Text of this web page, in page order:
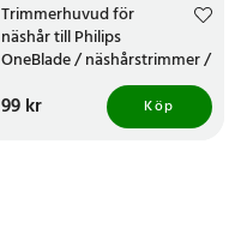
Trimmerhuvud för
näshår till Philips
OneBlade / näshårstrimmer /
nästrimmerhuvud
Pris:99 kr
99 kr Köp